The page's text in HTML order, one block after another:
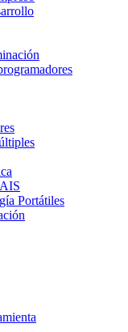
Portátiles